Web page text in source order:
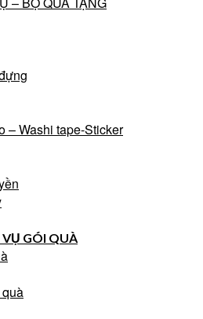
– Washi tape-Sticker
GÓI QUÀ